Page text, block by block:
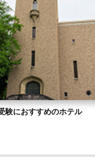
験におすすめのホテル